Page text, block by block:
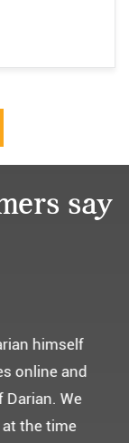
say
갑여행~
, 몽쉐리 크
^^
적 선선한 2
왔습니다.